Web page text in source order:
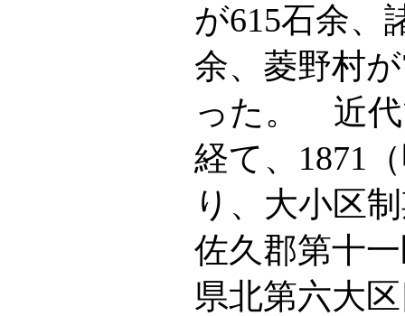
が615石余、
余、菱野村
った。 近代
経て、1871
り、大小区
佐久郡第十
県北第六大